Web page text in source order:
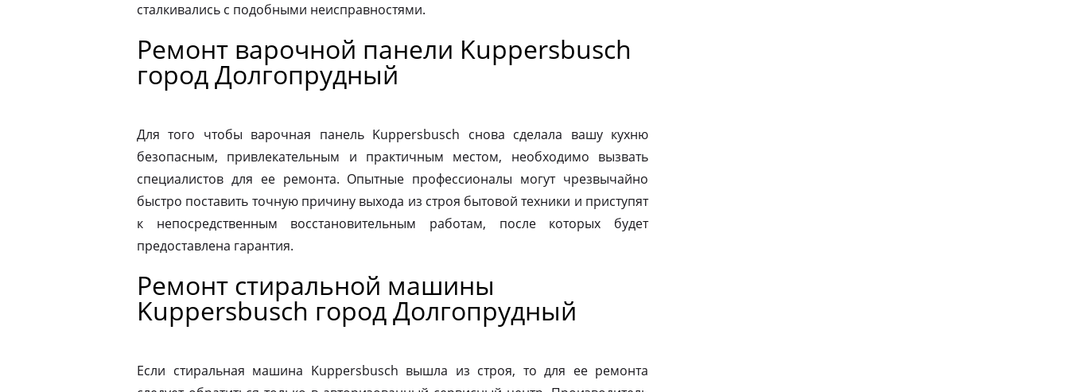
сталкивались с подобными неисправностями.
Ремонт варочной панели Kuppersbusch
город Долгопрудный
Для того чтобы варочная панель Kuppersbusch снова сделала вашу кухню
безопасным, привлекательным и практичным местом, необходимо вызвать
специалистов для ее ремонта. Опытные профессионалы могут чрезвычайно
быстро поставить точную причину выхода из строя бытовой техники и приступят
к непосредственным восстановительным работам, после которых будет
предоставлена гарантия.
Ремонт стиральной машины
Kuppersbusch город Долгопрудный
Если стиральная машина Kuppersbusch вышла из строя, то для ее ремонта